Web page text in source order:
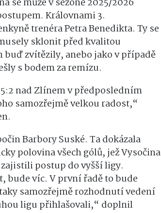
Královnami 3.
trenéra Petra Benedikta. Ty se
sklonit před kvalitou
buď zvítězily, anebo jako v případě
s bodem za remízu.
nad Zlínem v předposledním
samozřejmě velkou radost,“
Barbory Suské. Ta dokázala
polovina všech gólů, jež Vysočina
postup do vyšší ligy.
bude víc. V první řadě to bude
samozřejmě rozhodnutí vedení
ligu přihlašovali,“ doplnil